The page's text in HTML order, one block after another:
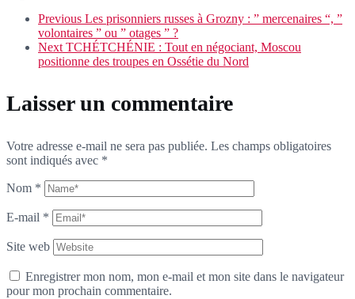
Previous Les prisonniers russes à Grozny : ” mercenaires “, ”
volontaires ” ou ” otages ” ?
Next TCHÉTCHÉNIE : Tout en négociant, Moscou
positionne des troupes en Ossétie du Nord
Laisser un commentaire
Votre adresse e-mail ne sera pas publiée. Les champs obligatoires
sont indiqués avec *
Nom *
E-mail *
Site web
Enregistrer mon nom, mon e-mail et mon site dans le navigateur
pour mon prochain commentaire.